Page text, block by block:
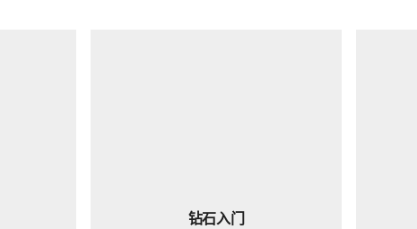
钻石入门